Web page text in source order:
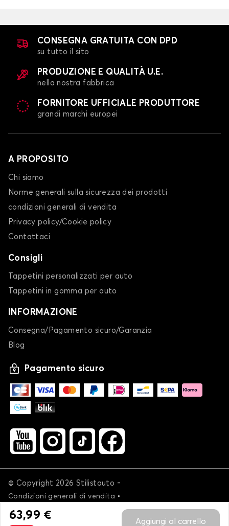
63,99 € Aggiungi al carrello
CONSEGNA GRATUITA CON DPD
su tutto il sito
PRODUZIONE E QUALITÀ U.E.
nella nostra fabbrica
FORNITORE UFFICIALE PRODUTTORE
grandi marchi europei
A PROPOSITO
Chi siamo
Norme generali sulla sicurezza dei prodotti
condizioni generali di vendita
Privacy policy/Cookie policy
Contattaci
Consigli
Tappetini personalizzati per auto
Tappetini in gomma per auto
INFORMAZIONE
Consegna/Pagamento sicuro/Garanzia
Blog
Pagamento sicuro
© Copyright 2026 Stilistauto -
Condizioni generali di vendita •
Politica sulla privacy e sui cookie•Livraison